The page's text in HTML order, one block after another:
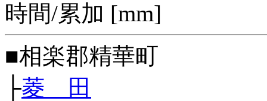
時間/累加 [mm]
■相楽郡精華町
├菱 田